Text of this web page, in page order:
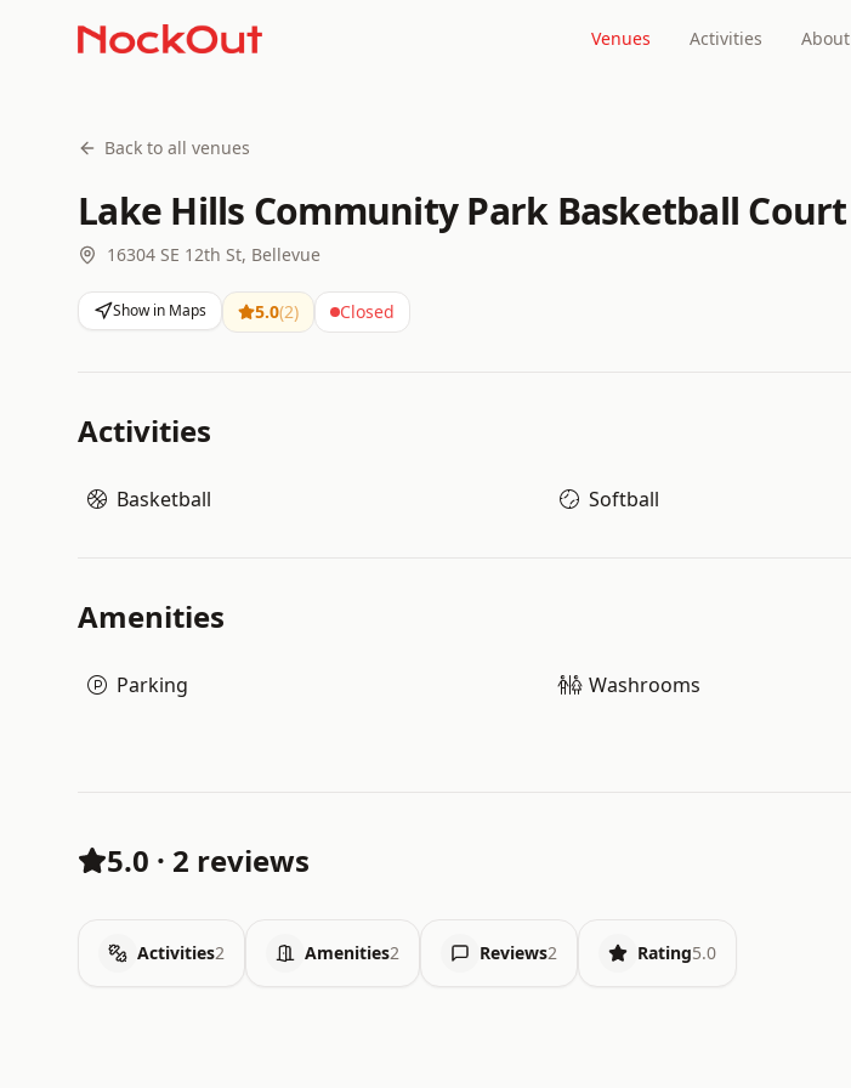
Venues Activities About
Back to all venues
Lake Hills Community Park Basketball Court
16304 SE 12th St, Bellevue
Show in Maps 5.0(2) Closed
Activities
Basketball Softball
Amenities
Parking Washrooms
5.0 · 2 reviews
Activities2 Amenities2 Reviews2 Rating5.0